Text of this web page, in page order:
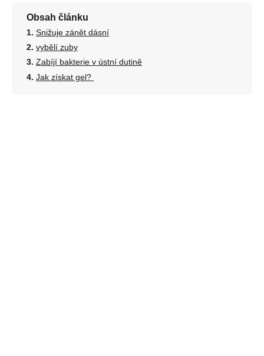
Obsah článku
Snižuje zánět dásní
vybělí zuby
Zabíjí bakterie v ústní dutině
Jak získat gel?